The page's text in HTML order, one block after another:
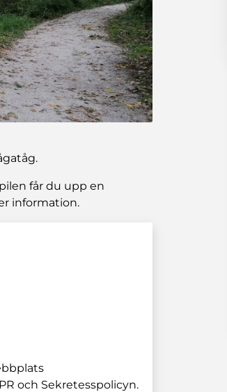
får du upp en
information.
och Sekretesspolicyn.